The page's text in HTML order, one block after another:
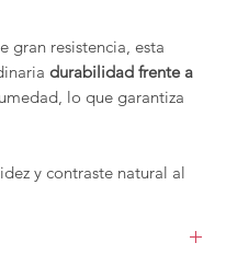
gran resistencia, esta
durabilidad frente a
lo que garantiza
y contraste natural al